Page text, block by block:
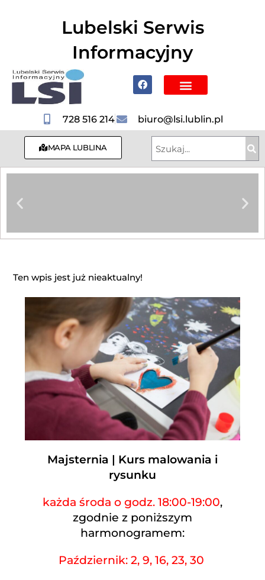
Lubelski Serwis
Informacyjny
728 516 214 biuro@lsi.lublin.pl
MAPA LUBLINA
Ten wpis jest już nieaktualny!
Majsternia | Kurs malowania i
rysunku
każda środa o godz. 18:00-19:00,
zgodnie z poniższym
harmonogramem:
Październik: 2, 9, 16, 23, 30